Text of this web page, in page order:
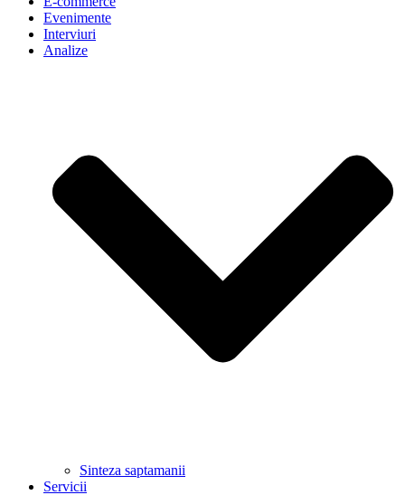
Evenimente
Interviuri
Analize
Sinteza saptamanii
Servicii